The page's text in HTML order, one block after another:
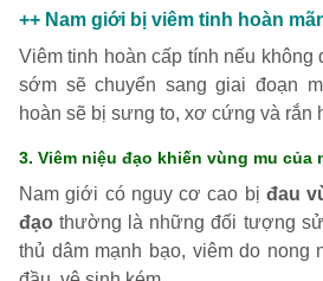
++ Nam giới bị viêm tinh hoàn
Viêm tinh hoàn cấp tính nếu không
sớm sẽ chuyển sang giai đoạn
hoàn sẽ bị sưng to, xơ cứng và rắn
3. Viêm niệu đạo khiến vùng mu của
Nam giới có nguy cơ cao bị đau
đạo thường là những đối tượng
thủ dâm mạnh bạo, viêm do nong